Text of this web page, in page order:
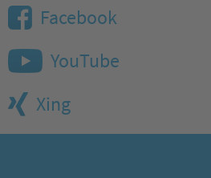
Facebook
YouTube
Xing